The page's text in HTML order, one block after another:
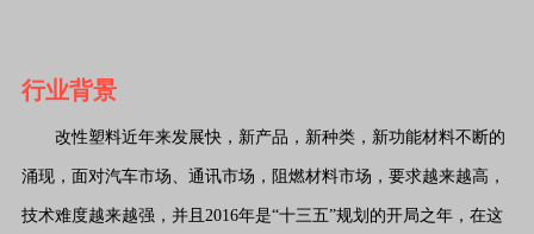
行业背景
改性塑料近年来发展快，新产品，新种类，新功能材料不断的
涌现，面对汽车市场、通讯市场，阻燃材料市场，要求越来越高，
技术难度越来越强，并且2016年是“十三五”规划的开局之年，在这